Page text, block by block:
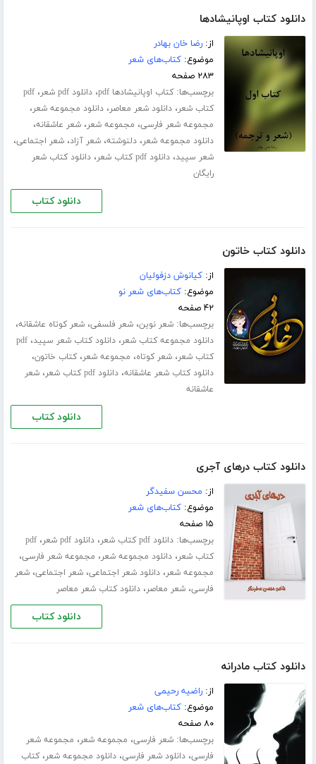
دانلود کتاب اوپانیشادها
از:رضا خان بهادر
موضوع:کتاب‌های شعر
۲۸۳ صفحه
برچسب‌ها:کتاب اوپانیشادها pdf ،دانلود pdf شعر ،pdf
کتاب شعر،دانلود شعر معاصر،دانلود مجموعه شعر،
مجموعه شعر فارسی، مجموعه شعر،شعر عاشقانه،
دانلود مجموعه شعر،دلنوشته،شعر آزاد،شعر اجتماعی،
شعر سپید،دانلود pdf کتاب شعر ،دانلود کتاب شعر
رایگان
دانلود کتاب
دانلود کتاب خاتون
از:کیانوش دزفولیان
موضوع:کتاب‌های شعر نو
۴۲ صفحه
برچسب‌ها:شعر نوین،شعر فلسفی،شعر کوتاه عاشقانه،
دانلود مجموعه کتاب شعر،دانلود کتاب شعر سپید،pdf
کتاب شعر،شعر کوتاه، مجموعه شعر،کتاب خاتون،
دانلود کتاب شعر عاشقانه،دانلود pdf کتاب شعر ،شعر
عاشقانه
دانلود کتاب
دانلود کتاب درهای آجری
از: محسن سفیدگر
موضوع:کتاب‌های شعر
۱۵ صفحه
برچسب‌ها:دانلود pdf کتاب شعر ،دانلود pdf شعر ،pdf
کتاب شعر،دانلود مجموعه شعر، مجموعه شعر فارسی،
مجموعه شعر،دانلود شعر اجتماعی،شعر اجتماعی،شعر
فارسی،شعر معاصر،دانلود کتاب شعر معاصر
دانلود کتاب
دانلود کتاب مادرانه
از:راضیه رحیمی
موضوع:کتاب‌های شعر
۸۰ صفحه
برچسب‌ها:شعر فارسی، مجموعه شعر، مجموعه شعر
فارسی،دانلود شعر فارسی،دانلود مجموعه شعر،کتاب